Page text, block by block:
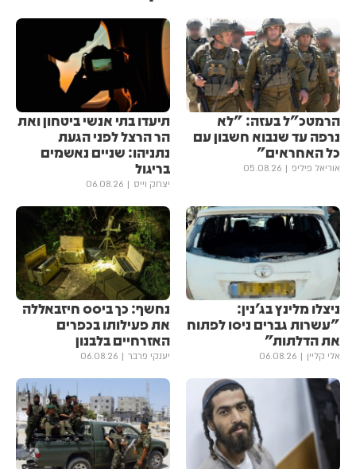
הרמטכ"ל בעזה: "לא
נרפה עד שנבוא חשבון עם
כל האחראים"
אוריאל פיליפ 05.08.26
תיעדו בתי אנשי ביטחון ואת
הר הרצל לפני הגעת
נתניהו: שניים נאשמים
בריגול
יצחק וייס 06.08.26
ניצלו מלינץ בג'נין:
"עשרות גברים ניסו לפתוח
את הדלתות"
אלי קליין 06.08.26
נחשף: כך ביסס חיזבאללה
את פעילותו בכפרים
האזרחיים בלבנון
יענקי פרבר 06.08.26